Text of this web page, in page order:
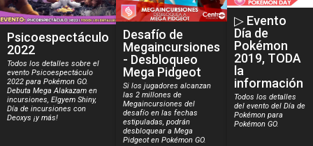
Psicoespectáculo
2022
Todos los detalles sobre el
evento Psicoespectáculo
2022 para Pokémon GO.
Debuta Mega Alakazam en
incursiones, Elgyem Shiny,
Día de incursiones con
Deoxys ¡y más!
Desafío de
Megaincursiones
- Desbloqueo
Mega Pidgeot
Si los jugadores alcanzan
las 2 millones de
Megaincursiones del
desafío en las fechas
estipuladas, podrán
desbloquear a Mega
Pidgeot en Pokémon GO.
▷ Evento
Día de
Pokémon
2019, TODA
la
información
Todos los detalles
del evento del Día de
Pokémon para
Pokémon GO.